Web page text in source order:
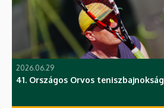
2026.06.29
41. Országos Orvos teniszbajnokság